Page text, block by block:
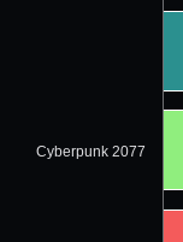
Cyberpunk 2077